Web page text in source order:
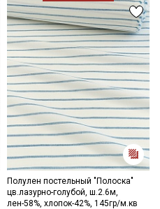
Полулен постельный "Полоска"
цв.лазурно-голубой, ш.2.6м,
лен-58%, хлопок-42%, 145гр/м.кв